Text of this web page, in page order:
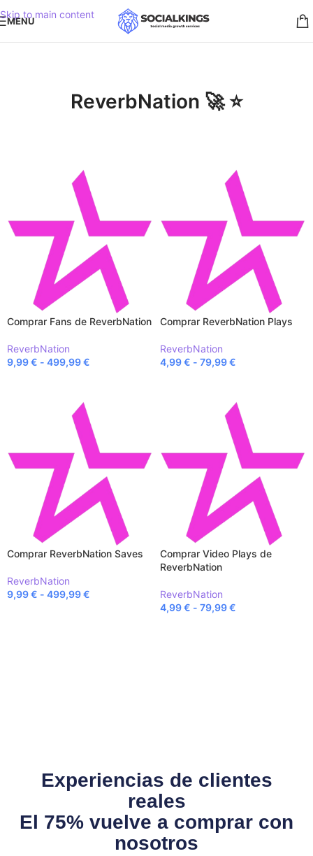
Skip to main content
MENU
ReverbNation 🚀 ⭐️
Comprar Fans de ReverbNation
ReverbNation
9,99€ - 499,99€
Comprar ReverbNation Plays
ReverbNation
4,99€ - 79,99€
Comprar ReverbNation Saves
ReverbNation
9,99€ - 499,99€
Comprar Video Plays de
ReverbNation
ReverbNation
4,99€ - 79,99€
Experiencias de clientes
reales
El 75% vuelve a comprar con
nosotros